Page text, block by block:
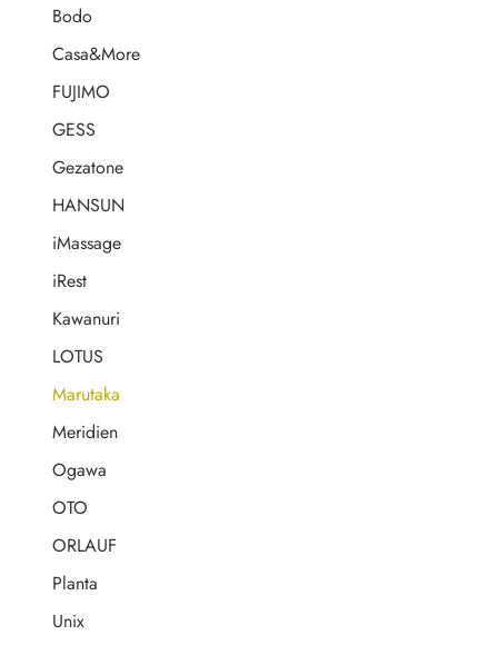
Bodo
Casa&More
FUJIMO
GESS
Gezatone
HANSUN
iMassage
iRest
Kawanuri
LOTUS
Marutaka
Meridien
Ogawa
OTO
ORLAUF
Planta
Unix